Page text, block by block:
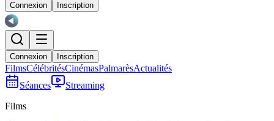
Connexion Inscription
Connexion Inscription
FilmsCélébritésCinémasPalmarèsActualités
Séances
Streaming
Films